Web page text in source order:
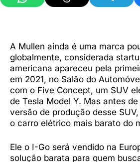
A Mullen ainda é uma marca
globalmente, considerada
americana apareceu pela
em 2021, no Salão do
com o Five Concept, um SUV
de Tesla Model Y. Mas antes
versão de produção desse
o carro elétrico mais barato do
Ele o I-Go será vendido na
solução barata para quem